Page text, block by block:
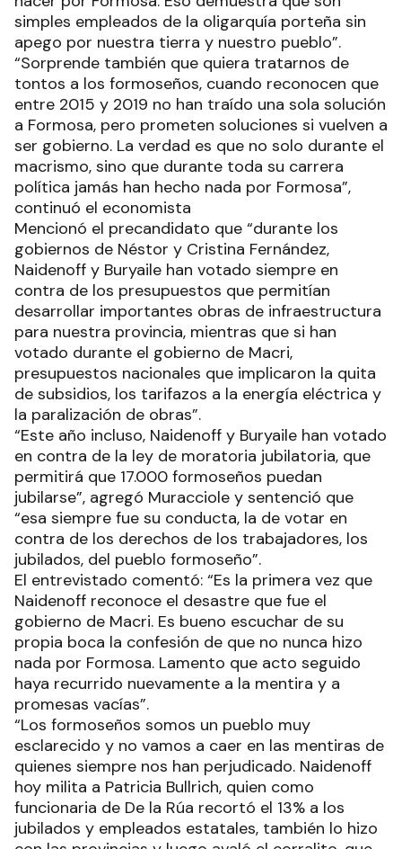
simples empleados de la oligarquía porteña sin
apego por nuestra tierra y nuestro pueblo”.
“Sorprende también que quiera tratarnos de
tontos a los formoseños, cuando reconocen que
entre 2015 y 2019 no han traído una sola solución
a Formosa, pero prometen soluciones si vuelven a
ser gobierno. La verdad es que no solo durante el
macrismo, sino que durante toda su carrera
política jamás han hecho nada por Formosa”,
continuó el economista
Mencionó el precandidato que “durante los
gobiernos de Néstor y Cristina Fernández,
Naidenoff y Buryaile han votado siempre en
contra de los presupuestos que permitían
desarrollar importantes obras de infraestructura
para nuestra provincia, mientras que si han
votado durante el gobierno de Macri,
presupuestos nacionales que implicaron la quita
de subsidios, los tarifazos a la energía eléctrica y
la paralización de obras”.
“Este año incluso, Naidenoff y Buryaile han votado
en contra de la ley de moratoria jubilatoria, que
permitirá que 17.000 formoseños puedan
jubilarse”, agregó Muracciole y sentenció que
“esa siempre fue su conducta, la de votar en
contra de los derechos de los trabajadores, los
jubilados, del pueblo formoseño”.
El entrevistado comentó: “Es la primera vez que
Naidenoff reconoce el desastre que fue el
gobierno de Macri. Es bueno escuchar de su
propia boca la confesión de que no nunca hizo
nada por Formosa. Lamento que acto seguido
haya recurrido nuevamente a la mentira y a
promesas vacías”.
“Los formoseños somos un pueblo muy
esclarecido y no vamos a caer en las mentiras de
quienes siempre nos han perjudicado. Naidenoff
hoy milita a Patricia Bullrich, quien como
funcionaria de De la Rúa recortó el 13% a los
jubilados y empleados estatales, también lo hizo